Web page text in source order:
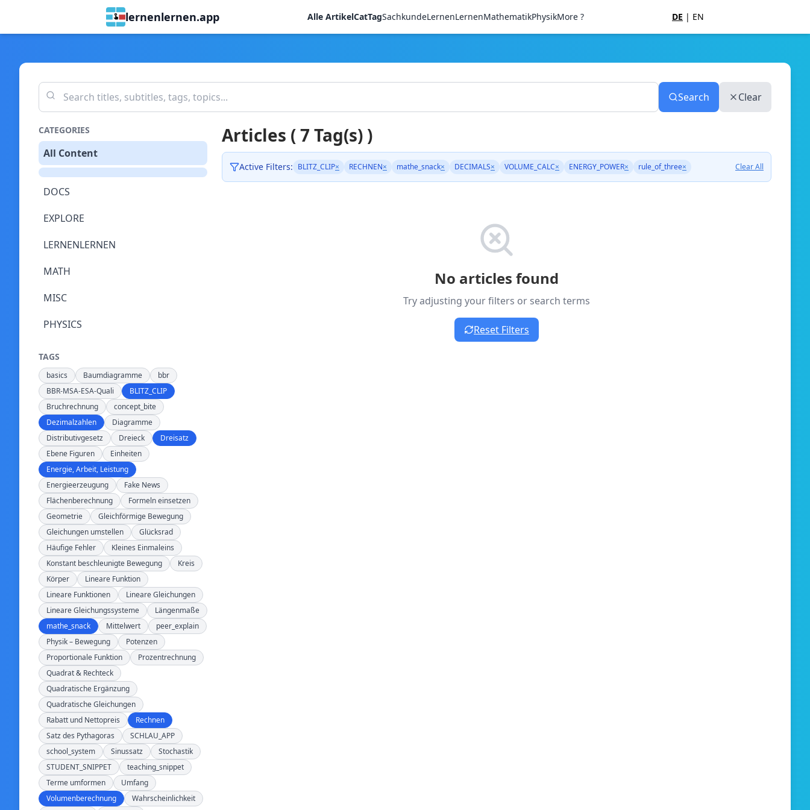
lernenlernen.app Alle ArtikelCatTagSachkundeLernenLernenMathematikPhysikMore ? DE | EN
Search Clear
CATEGORIES
All Content
DOCS
EXPLORE
LERNENLERNEN
MATH
MISC
PHYSICS
TAGS
basics Baumdiagramme
bbr
BBR-MSA-ESA-Quali
BLITZ_CLIP
Bruchrechnung
concept_bite
Dezimalzahlen
Diagramme
Distributivgesetz
Dreieck
Dreisatz
Ebene Figuren
Einheiten
Energie, Arbeit, Leistung
Energieerzeugung
Fake News
Flächenberechnung
Formeln einsetzen
Geometrie
Gleichförmige Bewegung
Gleichungen umstellen
Glücksrad
Häufige Fehler
Kleines Einmaleins
Konstant beschleunigte Bewegung
Kreis
Körper
Lineare Funktion
Lineare Funktionen
Lineare Gleichungen
Lineare Gleichungssysteme
Längenmaße
mathe_snack
Mittelwert
peer_explain
Physik – Bewegung
Potenzen
Proportionale Funktion
Prozentrechnung
Quadrat & Rechteck
Quadratische Ergänzung
Quadratische Gleichungen
Rabatt und Nettopreis
Rechnen
Satz des Pythagoras
SCHLAU_APP
school_system
Sinussatz
Stochastik
STUDENT_SNIPPET
teaching_snippet
Terme umformen
Umfang
Volumenberechnung
Wahrscheinlichkeit
Articles ( 7 Tag(s) )
Active Filters: BLITZ_CLIP× RECHNEN× mathe_snack× DECIMALS× VOLUME_CALC× ENERGY_POWER× rule_of_three× Clear All
No articles found
Try adjusting your filters or search terms
Reset Filters